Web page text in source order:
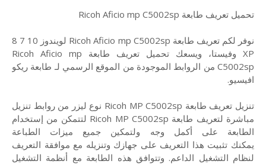
تحميل تعريف طابعة Ricoh Aficio mp C5002sp
نوفر لكم تعريف طابعة Ricoh Aficio mp C5002sp لويندوز 10 7 8
XP وفيستا، ويسعك تحميل تعريف طابعة Ricoh Aficio mp
C5002sp من الروابط الموجودة من الموقع الرسمي لـ طابعة ريكو
افيسيو.
تنزيل تعريف طابعة Ricoh MP C5002sp نوع ليزر من روابط تنزيل
مباشرة لتعريف طابعة Ricoh MP C5002sp لتتمكن من إستخدام
الطابعة على أكمل وجه ولتمكين جميع ميزات الطباعة
يمكنك تثبيت هذا التعريف على جهازك وتنزيله مع موافقة التعريف
لنظام التشغيل الداعم. وتتوافق هذه الطابعة مع أنظمة التشغيل